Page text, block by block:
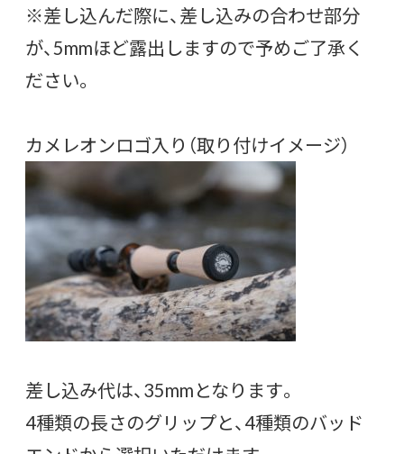
※差し込んだ際に、差し込みの合わせ部分
が、5mmほど露出しますので予めご了承く
ださい。
カメレオンロゴ入り（取り付けイメージ）
差し込み代は、35mmとなります。
4種類の長さのグリップと、4種類のバッド